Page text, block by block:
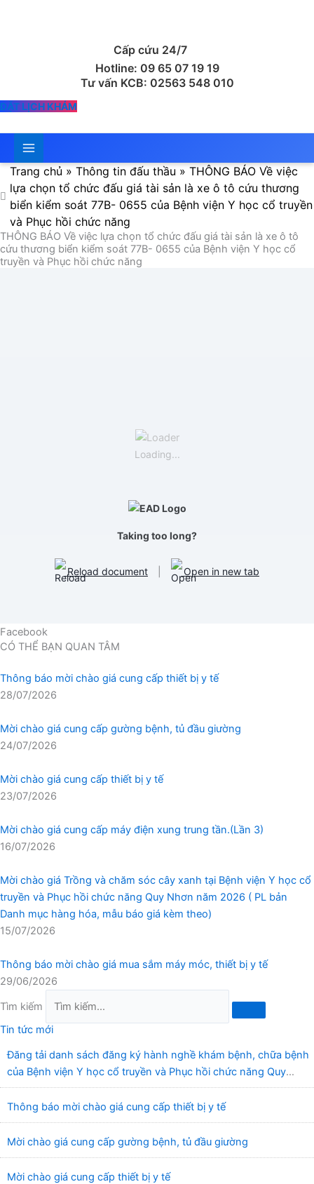
Cấp cứu 24/7
Hotline: 09 65 07 19 19
Tư vấn KCB: 02563 548 010
ĐẶT LỊCH KHÁM
Trang chủ » Thông tin đấu thầu » THÔNG BÁO Về việc
lựa chọn tổ chức đấu giá tài sản là xe ô tô cứu thương
biển kiểm soát 77B- 0655 của Bệnh viện Y học cổ truyền
và Phục hồi chức năng
THÔNG BÁO Về việc lựa chọn tổ chức đấu giá tài sản là xe ô tô
cứu thương biển kiểm soát 77B- 0655 của Bệnh viện Y học cổ
truyền và Phục hồi chức năng
Loading...
Taking too long?
Reload document Open in new tab
Facebook
CÓ THỂ BẠN QUAN TÂM
Thông báo mời chào giá cung cấp thiết bị y tế
28/07/2026
Mời chào giá cung cấp gường bệnh, tủ đầu giường
24/07/2026
Mời chào giá cung cấp thiết bị y tế
23/07/2026
Mời chào giá cung cấp máy điện xung trung tần.(Lần 3)
16/07/2026
Mời chào giá Trồng và chăm sóc cây xanh tại Bệnh viện Y học cổ
truyền và Phục hồi chức năng Quy Nhơn năm 2026 ( PL bản
Danh mục hàng hóa, mẫu báo giá kèm theo)
15/07/2026
Thông báo mời chào giá mua sắm máy móc, thiết bị y tế
29/06/2026
Tìm kiếm
Tin tức mới
Đăng tải danh sách đăng ký hành nghề khám bệnh, chữa bệnh
của Bệnh viện Y học cổ truyền và Phục hồi chức năng Quy
Nhơn (22/6/2026)
Thông báo mời chào giá cung cấp thiết bị y tế
Mời chào giá cung cấp gường bệnh, tủ đầu giường
Mời chào giá cung cấp thiết bị y tế